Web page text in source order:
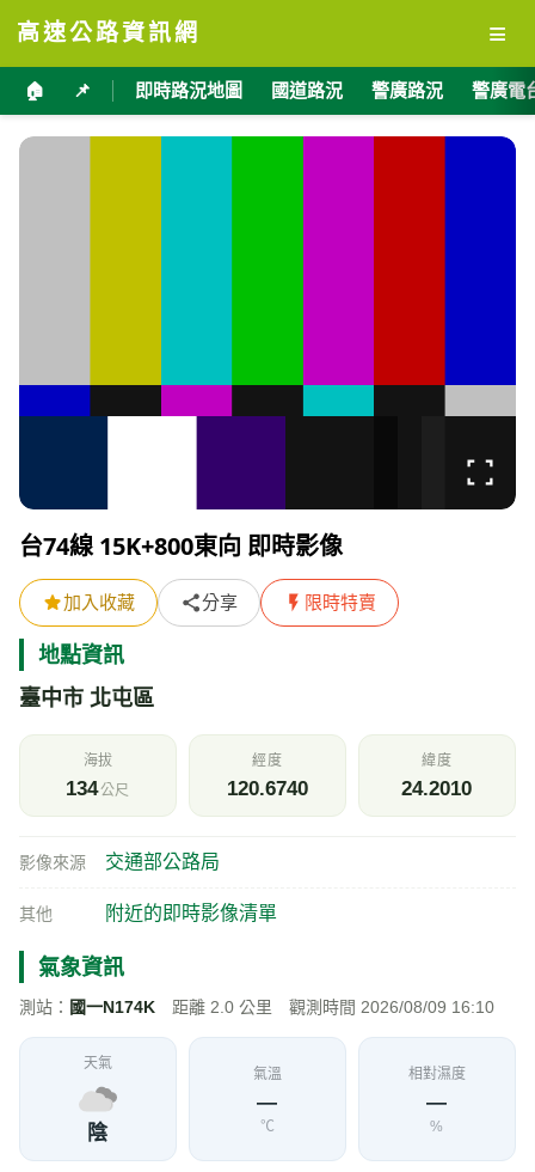
高速公路資訊網 ≡
🏠 📌 即時路況地圖 國道路況 警廣路況 警廣電
台74線 15K+800東向 即時影像
加入收藏 分享 限時特賣
地點資訊
臺中市 北屯區
海拔
134公尺
經度
120.6740
緯度
24.2010
影像來源 交通部公路局
其他 附近的即時影像清單
氣象資訊
測站： 國一N174K 距離 2.0 公里 觀測時間 2026/08/09 16:10
天氣
陰
氣溫
—
℃
相對濕度
—
%